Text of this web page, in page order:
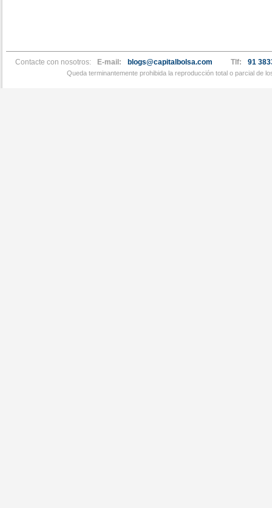
Contacte con nosotros: E-mail: blogs@capitalbolsa.com Tlf: 91
Queda terminantemente prohibida la reproducción total o parcial de